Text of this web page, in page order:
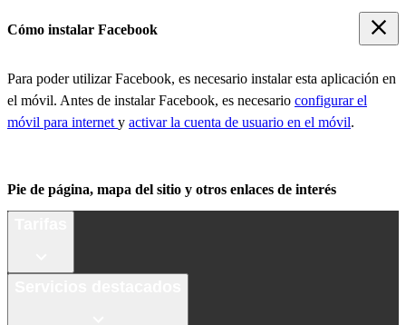
Cómo instalar Facebook
Para poder utilizar Facebook, es necesario instalar esta aplicación en
el móvil. Antes de instalar Facebook, es necesario configurar el
móvil para internet y activar la cuenta de usuario en el móvil.
Pie de página, mapa del sitio y otros enlaces de interés